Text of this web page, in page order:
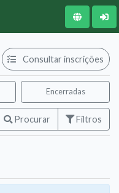
Consultar inscrições
Encerradas
Procurar Filtros